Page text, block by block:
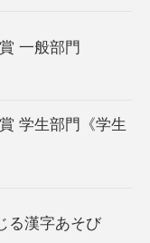
一般部門
学生部門《学生
る漢字あそび